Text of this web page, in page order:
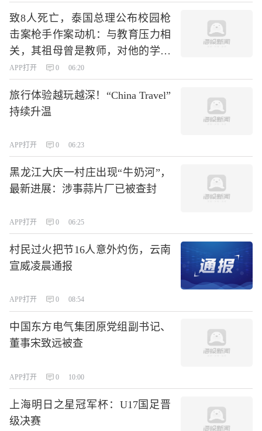
致8人死亡，泰国总理公布校园枪
击案枪手作案动机：与教育压力相
关，其祖母曾是教师，对他的学习
要求非常严格；枪手作案前先枪杀
了祖父母
APP打开 0 06:20
旅行体验越玩越深！“China Travel”
持续升温
APP打开 0 06:23
黑龙江大庆一村庄出现“牛奶河”，
最新进展：涉事蒜片厂已被查封
APP打开 0 06:25
村民过火把节16人意外灼伤，云南
宣威凌晨通报
APP打开 0 08:54
中国东方电气集团原党组副书记、
董事宋致远被查
APP打开 0 10:00
上海明日之星冠军杯：U17国足晋
级决赛